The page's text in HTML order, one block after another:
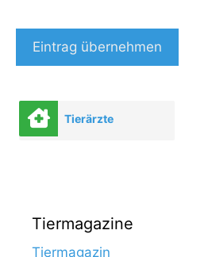
Eintrag übernehmen
Tierärzte
Tiermagazine
Tiermagazin